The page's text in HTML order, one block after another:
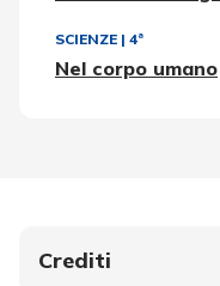
SCIENZE | 4ª
Nel corpo umano
Crediti